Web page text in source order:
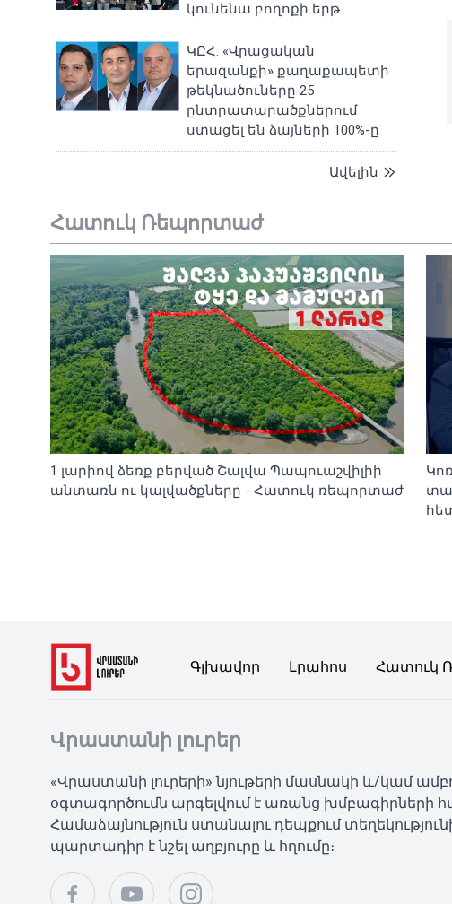
կունենա բողոքի երթ
ԿԸՀ. «Վրացական
երազանքի» քաղաքապետի
թեկնածուները 25
ընտրատարածքներում
ստացել են ձայների 100%-ը
Ավելին
Հատուկ Ռեպորտաժ
1 լարիով ձեռք բերված Շալվա Պապուաշվիլիի
անտառն ու կալվածքները - Հատուկ ռեպորտաժ
Գլխավոր Լրահոս Հատուկ
Վրաստանի լուրեր
«Վրաստանի լուրերի» նյութերի մասնակի և/կամ
օգտագործումն արգելվում է առանց խմբագիրների
Համաձայնություն ստանալու դեպքում
պարտադիր է նշել աղբյուրը և հղումը։